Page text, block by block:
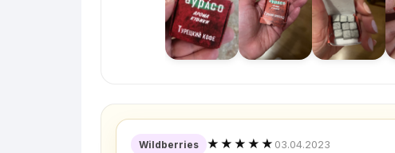
Wildberries ★★★★★ 03.04.2023